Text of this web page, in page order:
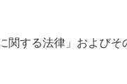
関する法律」および